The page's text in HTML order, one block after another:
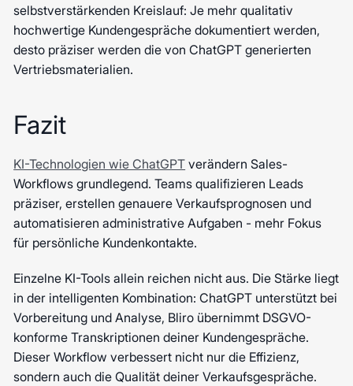
selbstverstärkenden Kreislauf: Je mehr qualitativ
hochwertige Kundengespräche dokumentiert werden,
desto präziser werden die von ChatGPT generierten
Vertriebsmaterialien.
Fazit
KI-Technologien wie ChatGPT verändern Sales-
Workflows grundlegend. Teams qualifizieren Leads
präziser, erstellen genauere Verkaufsprognosen und
automatisieren administrative Aufgaben - mehr Fokus
für persönliche Kundenkontakte.
Einzelne KI-Tools allein reichen nicht aus. Die Stärke liegt
in der intelligenten Kombination: ChatGPT unterstützt bei
Vorbereitung und Analyse, Bliro übernimmt DSGVO-
konforme Transkriptionen deiner Kundengespräche.
Dieser Workflow verbessert nicht nur die Effizienz,
sondern auch die Qualität deiner Verkaufsgespräche.